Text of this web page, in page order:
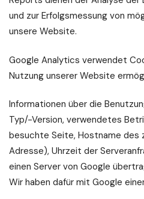
und zur Erfolgsmessung von
unsere Website.
Google Analytics verwendet
Nutzung unserer Website
Informationen über die
Typ/-Version, verwendetes
besuchte Seite, Hostname des
Adresse), Uhrzeit der
einen Server von Google
Wir haben dafür mit Google